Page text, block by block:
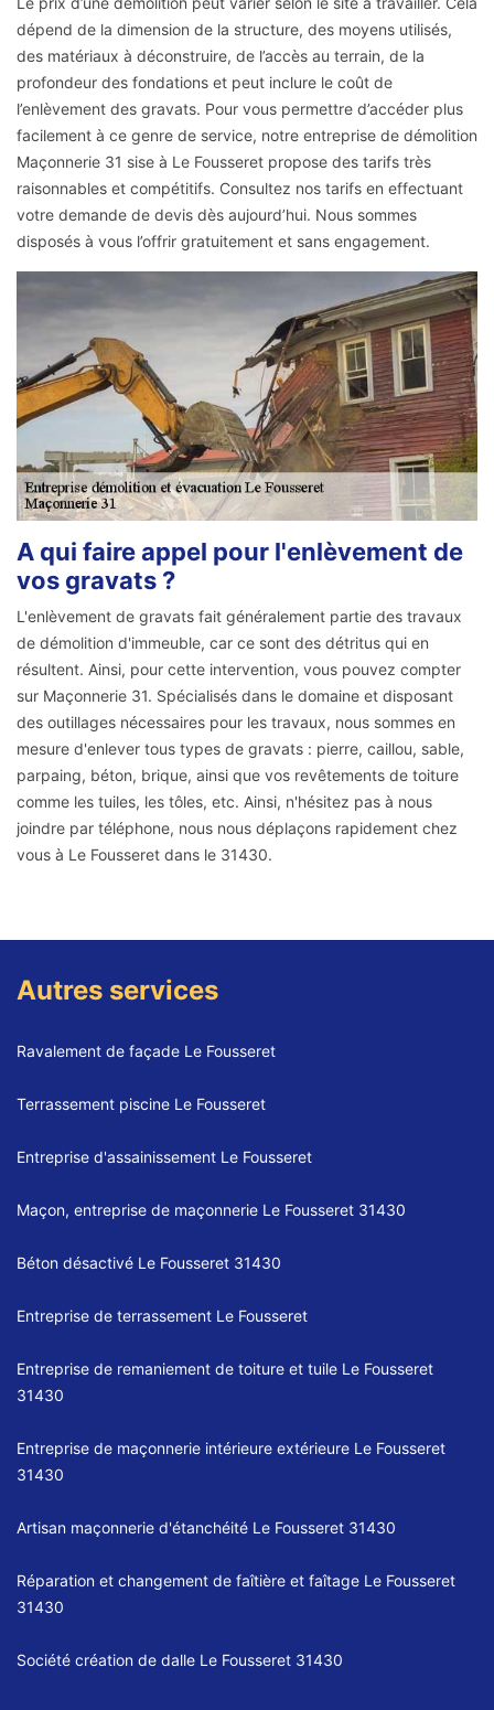
dépend de la dimension de la structure, des moyens utilisés,
des matériaux à déconstruire, de l’accès au terrain, de la
profondeur des fondations et peut inclure le coût de
l’enlèvement des gravats. Pour vous permettre d’accéder plus
facilement à ce genre de service, notre entreprise de démolition
Maçonnerie 31 sise à Le Fousseret propose des tarifs très
raisonnables et compétitifs. Consultez nos tarifs en effectuant
votre demande de devis dès aujourd’hui. Nous sommes
disposés à vous l’offrir gratuitement et sans engagement.
A qui faire appel pour l'enlèvement de
vos gravats ?
L'enlèvement de gravats fait généralement partie des travaux
de démolition d'immeuble, car ce sont des détritus qui en
résultent. Ainsi, pour cette intervention, vous pouvez compter
sur Maçonnerie 31. Spécialisés dans le domaine et disposant
des outillages nécessaires pour les travaux, nous sommes en
mesure d'enlever tous types de gravats : pierre, caillou, sable,
parpaing, béton, brique, ainsi que vos revêtements de toiture
comme les tuiles, les tôles, etc. Ainsi, n'hésitez pas à nous
joindre par téléphone, nous nous déplaçons rapidement chez
vous à Le Fousseret dans le 31430.
Autres services
Ravalement de façade Le Fousseret
Terrassement piscine Le Fousseret
Entreprise d'assainissement Le Fousseret
Maçon, entreprise de maçonnerie Le Fousseret 31430
Béton désactivé Le Fousseret 31430
Entreprise de terrassement Le Fousseret
Entreprise de remaniement de toiture et tuile Le Fousseret
31430
Entreprise de maçonnerie intérieure extérieure Le Fousseret
31430
Artisan maçonnerie d'étanchéité Le Fousseret 31430
Réparation et changement de faîtière et faîtage Le Fousseret
31430
Société création de dalle Le Fousseret 31430